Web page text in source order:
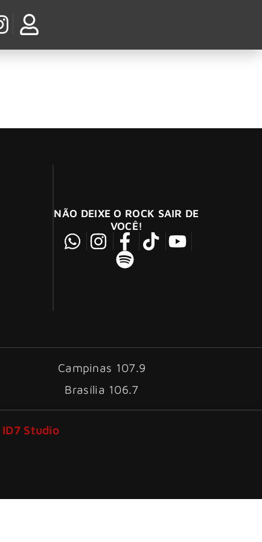
NÃO DEIXE O ROCK SAIR DE
VOCÊ!
Campinas 107.9
Brasília 106.7
ID7 Studio